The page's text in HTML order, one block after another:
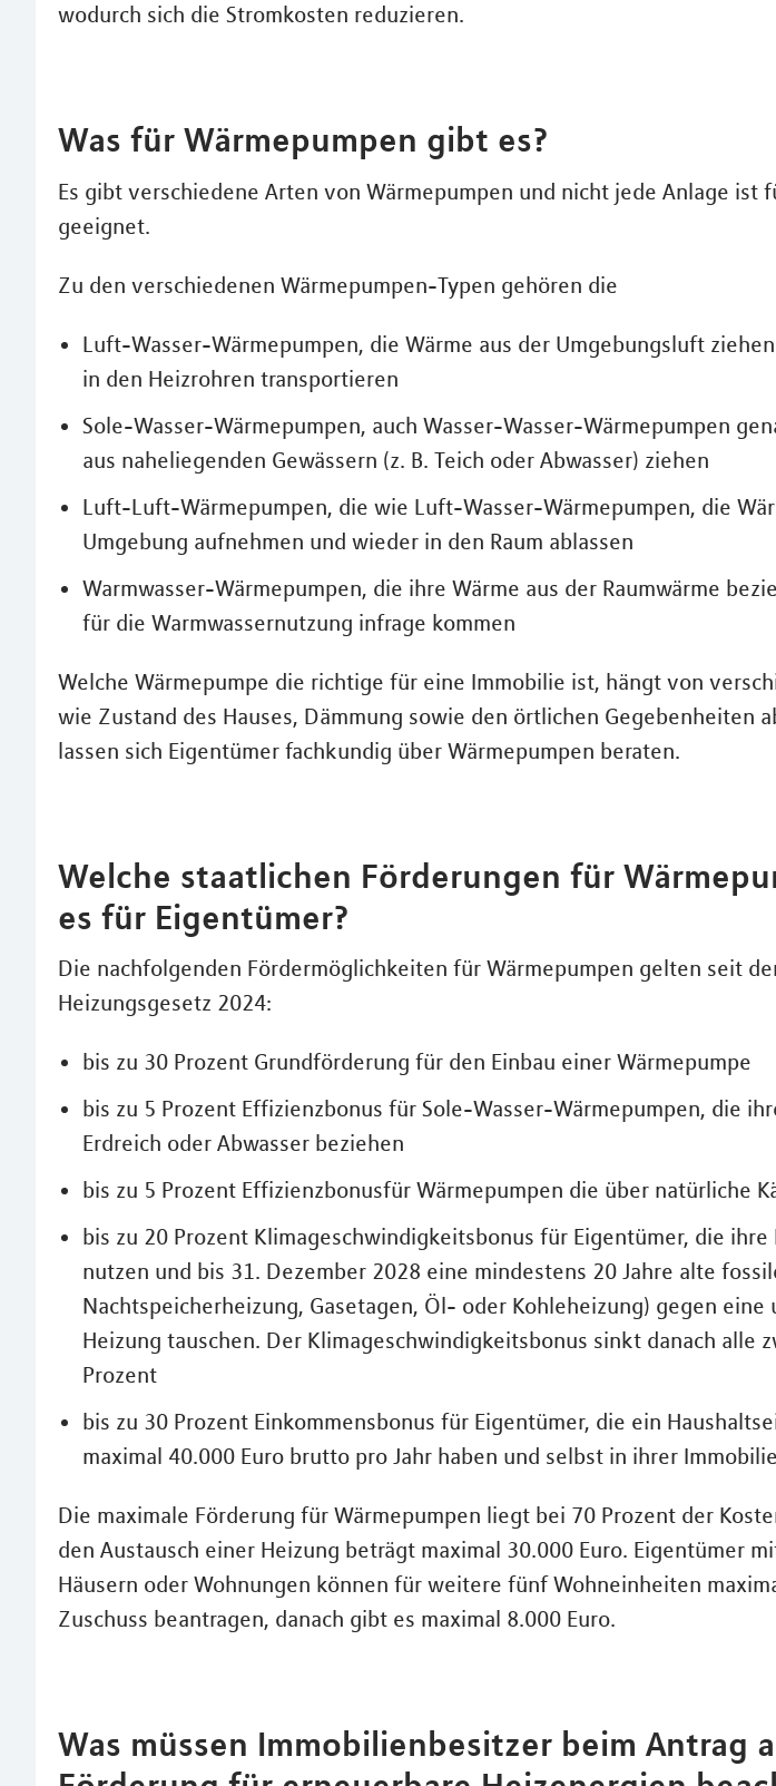
wodurch sich die Stromkosten reduzieren.
Was für Wärmepumpen gibt es?
Es gibt verschiedene Arten von Wärmepumpen und nicht jede Anlage ist
geeignet.
Zu den verschiedenen Wärmepumpen-Typen gehören die
Luft-Wasser-Wärmepumpen, die Wärme aus der Umgebungsluft
in den Heizrohren transportieren
Sole-Wasser-Wärmepumpen, auch Wasser-Wasser-Wärmepumpen
aus naheliegenden Gewässern (z. B. Teich oder Abwasser) ziehen
Luft-Luft-Wärmepumpen, die wie Luft-Wasser-Wärmepumpen, die
Umgebung aufnehmen und wieder in den Raum ablassen
Warmwasser-Wärmepumpen, die ihre Wärme aus der Raumwärme
für die Warmwassernutzung infrage kommen
Welche Wärmepumpe die richtige für eine Immobilie ist, hängt von
wie Zustand des Hauses, Dämmung sowie den örtlichen Gegebenheiten
lassen sich Eigentümer fachkundig über Wärmepumpen beraten.
Welche staatlichen Förderungen für
es für Eigentümer?
Die nachfolgenden Fördermöglichkeiten für Wärmepumpen gelten seit
Heizungsgesetz 2024:
bis zu 30 Prozent Grundförderung für den Einbau einer Wärmepumpe
bis zu 5 Prozent Effizienzbonus für Sole-Wasser-Wärmepumpen, die
Erdreich oder Abwasser beziehen
bis zu 5 Prozent Effizienzbonusfür Wärmepumpen die über natürliche
bis zu 20 Prozent Klimageschwindigkeitsbonus für Eigentümer, die
nutzen und bis 31. Dezember 2028 eine mindestens 20 Jahre alte
Nachtspeicherheizung, Gasetagen, Öl- oder Kohleheizung) gegen
Heizung tauschen. Der Klimageschwindigkeitsbonus sinkt danach alle
Prozent
bis zu 30 Prozent Einkommensbonus für Eigentümer, die ein
maximal 40.000 Euro brutto pro Jahr haben und selbst in ihrer
Die maximale Förderung für Wärmepumpen liegt bei 70 Prozent der
den Austausch einer Heizung beträgt maximal 30.000 Euro. Eigentümer
Häusern oder Wohnungen können für weitere fünf Wohneinheiten
Zuschuss beantragen, danach gibt es maximal 8.000 Euro.
Was müssen Immobilienbesitzer beim Antrag